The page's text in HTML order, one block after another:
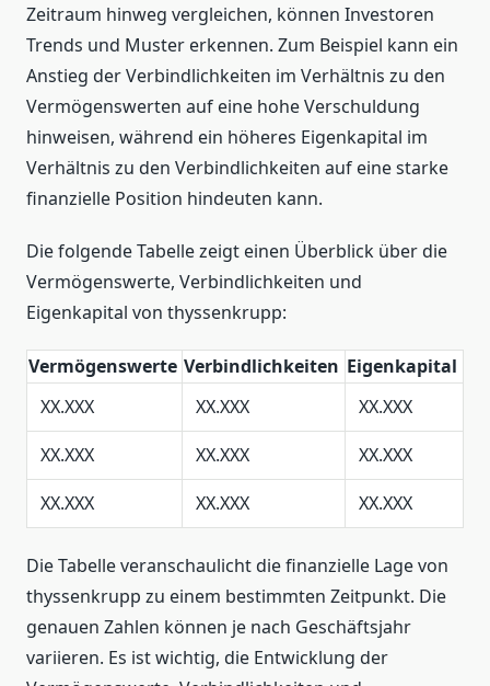
Zeitraum hinweg vergleichen, können Investoren
Trends und Muster erkennen. Zum Beispiel kann ein
Anstieg der Verbindlichkeiten im Verhältnis zu den
Vermögenswerten auf eine hohe Verschuldung
hinweisen, während ein höheres Eigenkapital im
Verhältnis zu den Verbindlichkeiten auf eine starke
finanzielle Position hindeuten kann.
Die folgende Tabelle zeigt einen Überblick über die
Vermögenswerte, Verbindlichkeiten und
Eigenkapital von thyssenkrupp:
Vermögenswerte Verbindlichkeiten Eigenkapital
XX.XXX
XX.XXX
XX.XXX
XX.XXX
XX.XXX
XX.XXX
XX.XXX
XX.XXX XX.XXX
Die Tabelle veranschaulicht die finanzielle Lage von
thyssenkrupp zu einem bestimmten Zeitpunkt. Die
genauen Zahlen können je nach Geschäftsjahr
variieren. Es ist wichtig, die Entwicklung der